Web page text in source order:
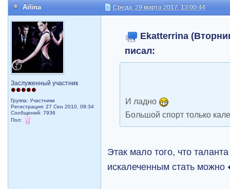
Ailina Среда, 29 марта 2017, 13:00:44
Заслуженный участник
Группа: Участники
Регистрация: 27 Сен 2010, 09:34
Сообщений: 7936
Пол:
Ekatterrina
писал:
И ладно
Большой спорт только
Этак мало того, что
искалеченным стать